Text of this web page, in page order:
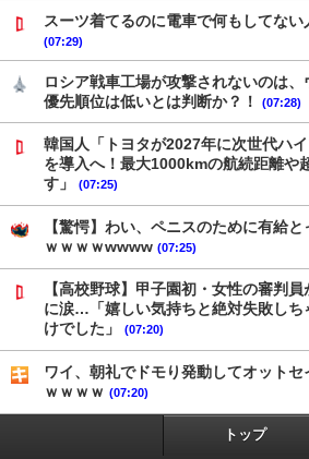
スーツ着てるのに電車で何もしてな
(07:29)
ロシア戦車工場が攻撃されないのは
優先順位は低いとは判断か？！
(07:28)
韓国人「トヨタが2027年に次世代ハ
を導入へ！最大1000kmの航続距離や
す」
(07:25)
【驚愕】わい、ペニスのために有給
ｗｗｗｗwwww (07:25)
【高校野球】甲子園初・女性の審判
に涙…「嬉しい気持ちと絶対失敗しち
けでした」
(07:20)
ワイ、朝礼でドモり発動してオットセ
ｗｗｗｗ (07:20)
トップ